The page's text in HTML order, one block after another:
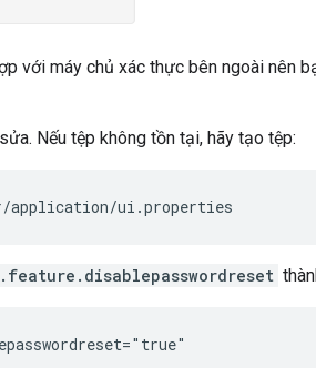
với máy chủ xác thực bên ngoài nên
Nếu tệp không tồn tại, hãy tạo tệp:
application/ui.properties